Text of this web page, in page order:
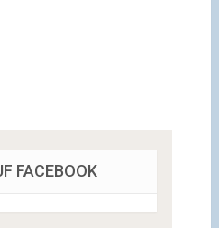
FACEBOOK